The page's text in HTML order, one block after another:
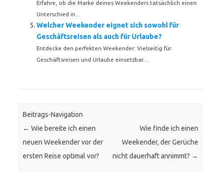
Erfahre, ob die Marke deines Weekenders tatsächlich einen
Unterschied in...
Welcher Weekender eignet sich sowohl für
Geschäftsreisen als auch für Urlaube?
Entdecke den perfekten Weekender: Vielseitig für
Geschäftsreisen und Urlaube einsetzbar....
Beitrags-Navigation
← Wie bereite ich einen
neuen Weekender vor der
ersten Reise optimal vor?
Wie finde ich einen
Weekender, der Gerüche
nicht dauerhaft annimmt? →